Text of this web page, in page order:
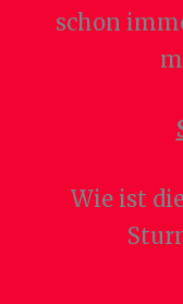
schon
Wie ist